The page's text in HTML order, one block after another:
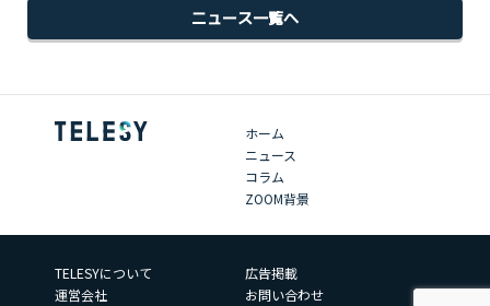
ニュース一覧へ
ホーム
ニュース
コラム
ZOOM背景
TELESYについて
広告掲載
運営会社
お問い合わせ